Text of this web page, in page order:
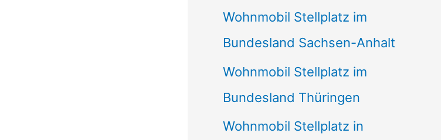
Wohnmobil Stellplatz im
Bundesland Sachsen-Anhalt
Wohnmobil Stellplatz im
Bundesland Thüringen
Wohnmobil Stellplatz in